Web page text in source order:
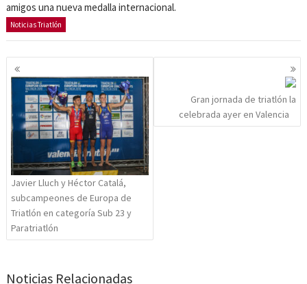
amigos una nueva medalla internacional.
Noticias Triatlón
Navegación
de
entradas
Javier Lluch y Héctor Catalá,
subcampeones de Europa de
Triatlón en categoría Sub 23 y
Paratriatlón
Gran jornada de triatlón la
celebrada ayer en Valencia
Noticias Relacionadas